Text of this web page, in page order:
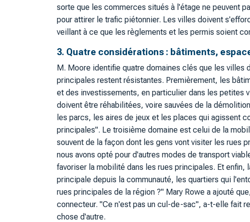
sorte que les commerces situés à l'étage ne peuvent
pour attirer le trafic piétonnier. Les villes doivent
veillant à ce que les règlements et les permis soient
3. Quatre considérations : bâtiments,
M. Moore identifie quatre domaines clés que les villes
principales restent résistantes. Premièrement, les
et des investissements, en particulier dans les petites
doivent être réhabilitées, voire sauvées de la
les parcs, les aires de jeux et les places qui agissent
principales". Le troisième domaine est celui de la
souvent de la façon dont les gens vont visiter les rues
nous avons opté pour d'autres modes de transport
favoriser la mobilité dans les rues principales. Et
principale depuis la communauté, les quartiers qui
rues principales de la région ?" Mary Rowe a ajouté
connecteur. "Ce n'est pas un cul-de-sac", a-t-elle fait
chose d'autre.